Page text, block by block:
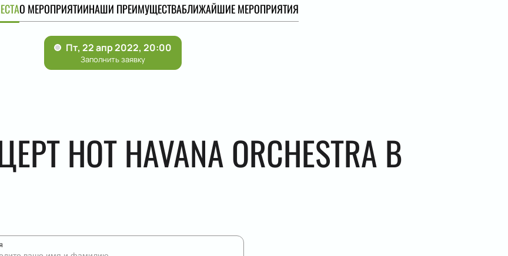
О МЕРОПРИЯТИИНАШИ ПРЕИМУЩЕСТВАБЛИЖАЙШИЕ МЕРОПРИЯТИЯ
HOT HAVANA ОRCHESTRA В